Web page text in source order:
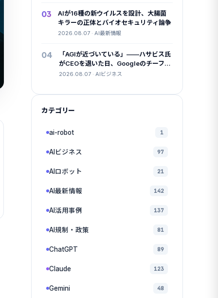
03
AIが16種の新ウイルスを設計、大腸菌
キラーの正体とバイオセキュリティ論争
2026.08.07 · AI最新情報
04
「AGIが近づいている」——ハサビス氏
がCEOを退いた日、Googleのチーフサ
イエンティストも去った
2026.08.07 · AIビジネス
カテゴリー
ai-robot 1
AIビジネス 97
AIロボット 21
AI最新情報 142
AI活用事例 137
AI規制・政策 81
ChatGPT 89
Claude 123
Gemini 48